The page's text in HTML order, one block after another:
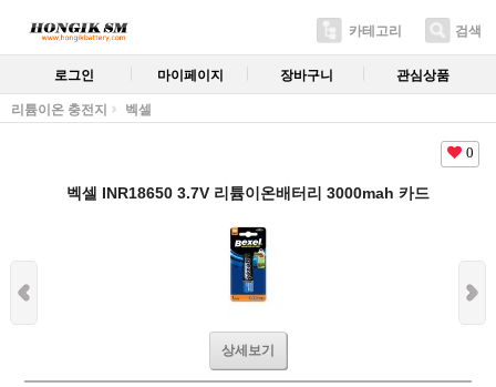
카테고리 검색
로그인 마이페이지 장바구니 관심상품
리튬이온 충전지 벡셀
0
벡셀 INR18650 3.7V 리튬이온배터리 3000mah 카드
상세보기